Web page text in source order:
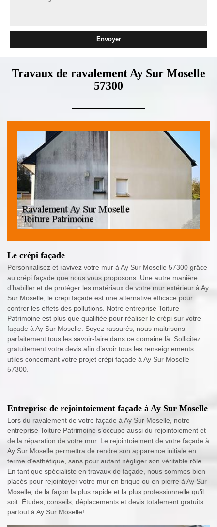
Travaux de ravalement Ay Sur Moselle
57300
Le crépi façade
Personnalisez et ravivez votre mur à Ay Sur Moselle 57300 grâce
au crépi façade que nous vous proposons. Une autre manière
d’habiller et de protéger les matériaux de votre mur extérieur à Ay
Sur Moselle, le crépi façade est une alternative efficace pour
contrer les effets des pollutions. Notre entreprise Toiture
Patrimoine est plus que qualifiée pour réaliser le crépi sur votre
façade à Ay Sur Moselle. Soyez rassurés, nous maitrisons
parfaitement tous les savoir-faire dans ce domaine là. Sollicitez
gratuitement votre devis afin d’avoir tous les renseignements
utiles concernant votre projet crépi façade à Ay Sur Moselle
57300.
Entreprise de rejointoiement façade à Ay Sur Moselle
Lors du ravalement de votre façade à Ay Sur Moselle, notre
entreprise Toiture Patrimoine s’occupe aussi du rejointoiement et
de la réparation de votre mur. Le rejointoiement de votre façade à
Ay Sur Moselle permettra de rendre son apparence initiale en
terme d’esthétique, sans pour autant négliger son véritable rôle.
En tant que spécialiste en travaux de façade, nous sommes bien
placés pour rejointoyer votre mur en brique ou en pierre à Ay Sur
Moselle, de la façon la plus rapide et la plus professionnelle qu’il
soit. Études, conseils, déplacements et devis totalement gratuits
partout à Ay Sur Moselle!